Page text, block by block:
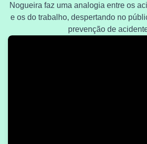
Nogueira faz uma analogia entre os
e os do trabalho, despertando no
prevenção de